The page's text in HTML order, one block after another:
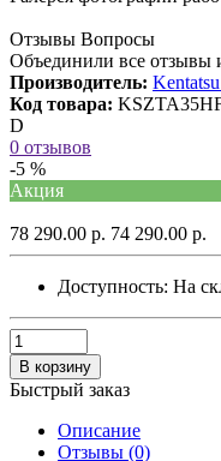
Отзывы Вопросы
Объединили все отзывы
Производитель:
Код товара:
D
0 отзывов
-5 %
Акция
78 290.00 р. 74 290.00 р.
Доступность: На
В корзину
Быстрый заказ
Описание
Отзывы (0)